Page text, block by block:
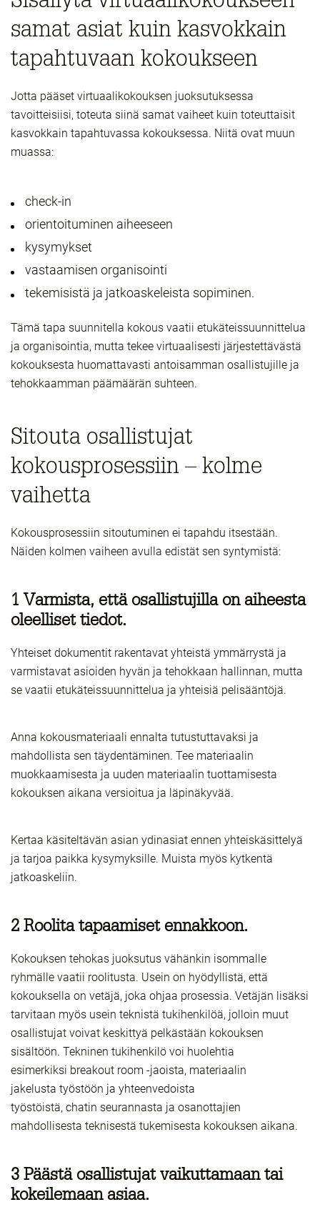
samat asiat kuin kasvokkain
tapahtuvaan kokoukseen
Jotta pääset virtuaalikokouksen juoksutuksessa
tavoitteisiisi, toteuta siinä samat vaiheet kuin toteuttaisit
kasvokkain tapahtuvassa kokouksessa. Niitä ovat muun
muassa:
check-in
orientoituminen aiheeseen
kysymykset
vastaamisen organisointi
tekemisistä ja jatkoaskeleista sopiminen.
Tämä tapa suunnitella kokous vaatii etukäteissuunnittelua
ja organisointia, mutta tekee virtuaalisesti järjestettävästä
kokouksesta huomattavasti antoisamman osallistujille ja
tehokkaamman päämäärän suhteen.
Sitouta osallistujat
kokousprosessiin – kolme
vaihetta
Kokousprosessiin sitoutuminen ei tapahdu itsestään.
Näiden kolmen vaiheen avulla edistät sen syntymistä:
1 Varmista, että osallistujilla on aiheesta
oleelliset tiedot.
Yhteiset dokumentit rakentavat yhteistä ymmärrystä ja
varmistavat asioiden hyvän ja tehokkaan hallinnan, mutta
se vaatii etukäteissuunnittelua ja yhteisiä pelisääntöjä.
Anna kokousmateriaali ennalta tutustuttavaksi ja
mahdollista sen täydentäminen. Tee materiaalin
muokkaamisesta ja uuden materiaalin tuottamisesta
kokouksen aikana versioitua ja läpinäkyvää.
Kertaa käsiteltävän asian ydinasiat ennen yhteiskäsittelyä
ja tarjoa paikka kysymyksille. Muista myös kytkentä
jatkoaskeliin.
2 Roolita tapaamiset ennakkoon.
Kokouksen tehokas juoksutus vähänkin isommalle
ryhmälle vaatii roolitusta. Usein on hyödyllistä, että
kokouksella on vetäjä, joka ohjaa prosessia. Vetäjän lisäksi
tarvitaan myös usein teknistä tukihenkilöä, jolloin muut
osallistujat voivat keskittyä pelkästään kokouksen
sisältöön. Tekninen tukihenkilö voi huolehtia
esimerkiksi breakout room -jaoista, materiaalin
jakelusta työstöön ja yhteenvedoista
työstöistä, chatin seurannasta ja osanottajien
mahdollisesta teknisestä tukemisesta kokouksen aikana.
3 Päästä osallistujat vaikuttamaan tai
kokeilemaan asiaa.